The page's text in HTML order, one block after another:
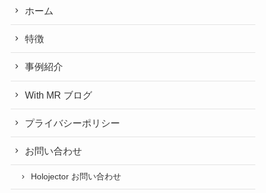
ホーム
特徴
事例紹介
With MR ブログ
プライバシーポリシー
お問い合わせ
Holojector お問い合わせ